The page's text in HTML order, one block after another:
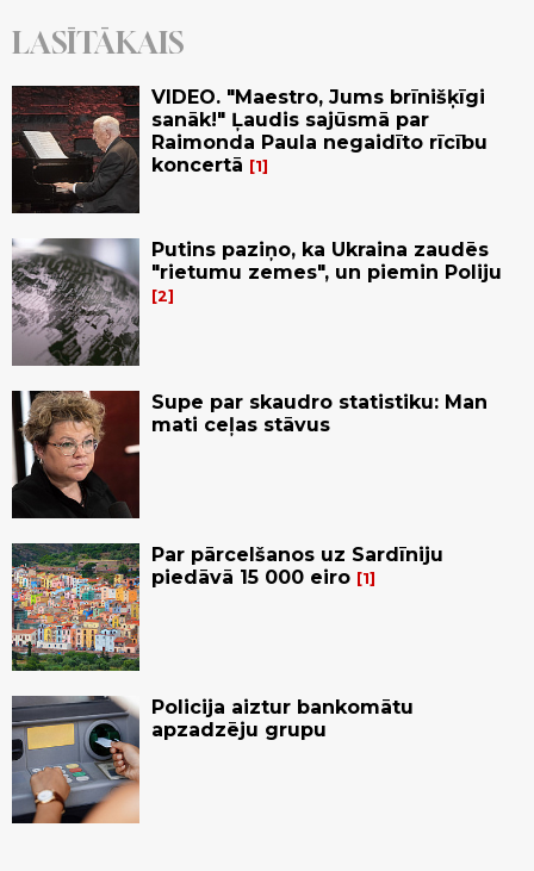
LASĪTĀKAIS
VIDEO. "Maestro, Jums brīnišķīgi
sanāk!" Ļaudis sajūsmā par
Raimonda Paula negaidīto rīcību
koncertā
1
Putins paziņo, ka Ukraina zaudēs
"rietumu zemes", un piemin Poliju
2
Supe par skaudro statistiku: Man
mati ceļas stāvus
Par pārcelšanos uz Sardīniju
piedāvā 15 000 eiro
1
Policija aiztur bankomātu
apzadzēju grupu